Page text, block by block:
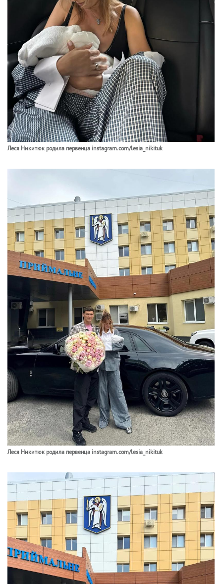
Леся Никитюк родила первенца instagram.com/lesia_nikituk
Леся Никитюк родила первенца instagram.com/lesia_nikituk